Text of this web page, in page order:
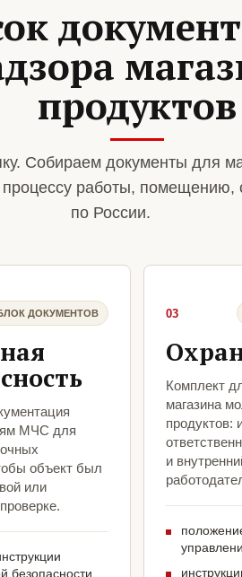
продуктов
Собираем документы для
работы, помещению,
по России.
ДОКУМЕНТОВ
МЧС для
объект был
или
безопасности
03
Комплект
магазина
продуктов:
и